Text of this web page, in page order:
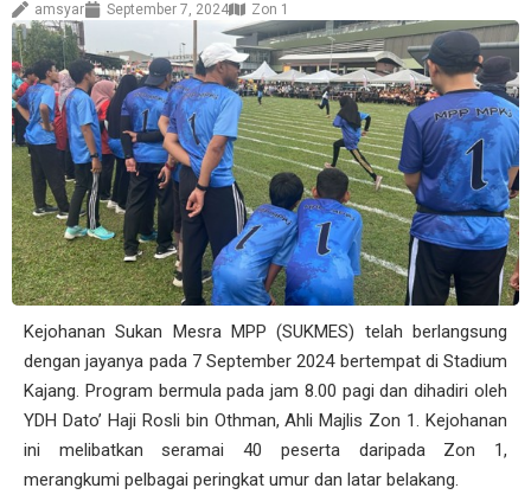
amsyar September 7, 2024 Zon 1
Kejohanan Sukan Mesra MPP (SUKMES) telah berlangsung
dengan jayanya pada 7 September 2024 bertempat di Stadium
Kajang. Program bermula pada jam 8.00 pagi dan dihadiri oleh
YDH Dato’ Haji Rosli bin Othman, Ahli Majlis Zon 1. Kejohanan
ini melibatkan seramai 40 peserta daripada Zon 1,
merangkumi pelbagai peringkat umur dan latar belakang.